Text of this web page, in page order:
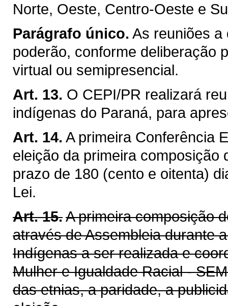
Norte, Oeste, Centro-Oeste e
Parágrafo único. As reuniões a
poderão, conforme deliberação
virtual ou semipresencial.
Art. 13. O CEPI/PR realizará
indígenas do Paraná, para
Art. 14. A primeira Conferência
eleição da primeira
prazo de 180 (cento e oitenta)
Lei.
Art. 15.A primeira composição
através de Assembleia durante
Indígenas a ser realizada e
Mulher e Igualdade Racial -
das etnias, a paridade, a